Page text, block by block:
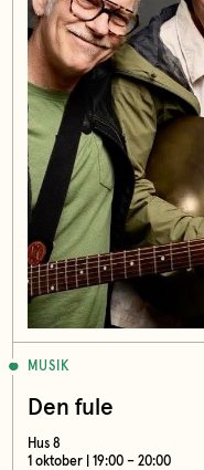
MUSIK
Den fule
Hus 8
1 oktober | 19:00 – 20:00